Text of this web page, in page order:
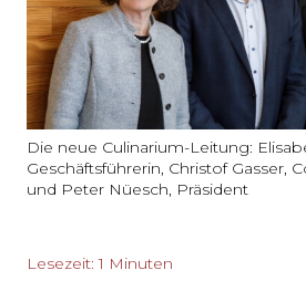
Die neue Culinarium-Leitung:
Geschäftsführerin, Christof Gasser,
und Peter Nüesch, Präsident
Lesezeit: 1 Minuten